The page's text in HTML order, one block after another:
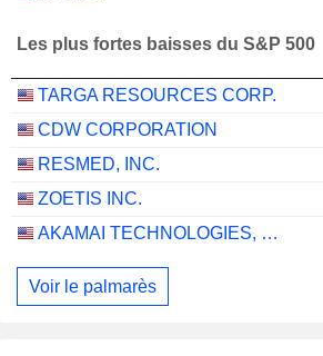
Les plus fortes baisses du S&P 500
TARGA RESOURCES CORP.
CDW CORPORATION
RESMED, INC.
ZOETIS INC.
AKAMAI TECHNOLOGIES, INC.
Voir le palmarès